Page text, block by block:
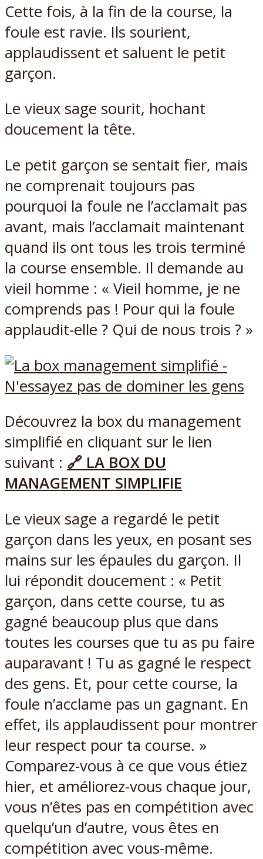
Cette fois, à la fin de la course, la
foule est ravie. Ils sourient,
applaudissent et saluent le petit
garçon.
Le vieux sage sourit, hochant
doucement la tête.
Le petit garçon se sentait fier, mais
ne comprenait toujours pas
pourquoi la foule ne l’acclamait pas
avant, mais l’acclamait maintenant
quand ils ont tous les trois terminé
la course ensemble. Il demande au
vieil homme : « Vieil homme, je ne
comprends pas ! Pour qui la foule
applaudit-elle ? Qui de nous trois ? »
Découvrez la box du management
simplifié en cliquant sur le lien
suivant : 🔗 LA BOX DU
MANAGEMENT SIMPLIFIE
Le vieux sage a regardé le petit
garçon dans les yeux, en posant ses
mains sur les épaules du garçon. Il
lui répondit doucement : « Petit
garçon, dans cette course, tu as
gagné beaucoup plus que dans
toutes les courses que tu as pu faire
auparavant ! Tu as gagné le respect
des gens. Et, pour cette course, la
foule n’acclame pas un gagnant. En
effet, ils applaudissent pour montrer
leur respect pour ta course. »
Comparez-vous à ce que vous étiez
hier, et améliorez-vous chaque jour,
vous n’êtes pas en compétition avec
quelqu’un d’autre, vous êtes en
compétition avec vous-même.